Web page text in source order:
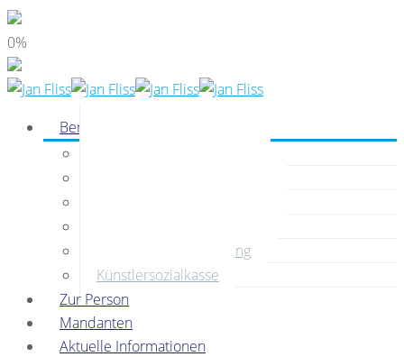
0%
Beratung
Unternehmensberatung
Künstlersozialkasse
Zur Person
Mandanten
Aktuelle Informationen